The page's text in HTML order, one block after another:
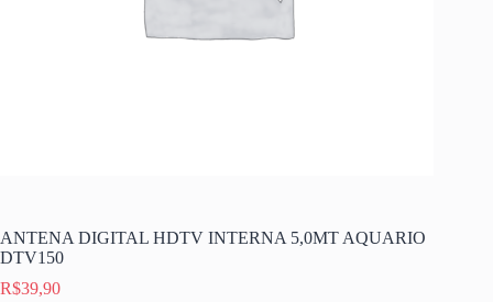
ANTENA DIGITAL HDTV INTERNA 5,0MT AQUARIO
DTV150
R$39,90